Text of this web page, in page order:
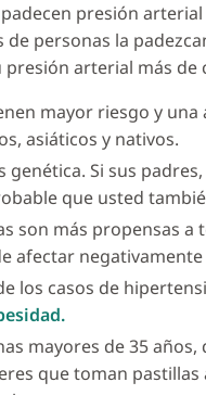
padecen presión
personas la
arterial más de
mayor riesgo y
asiáticos y nativos.
genética. Si sus
que usted
son más propensas
afectar
los casos de
mayores de 35
que toman